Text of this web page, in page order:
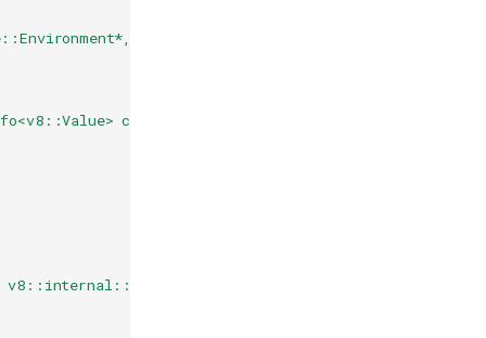
char const*, char const*,
const&) [./node]"
v8::internal::Object**, v8::internal::Isolate*) [./